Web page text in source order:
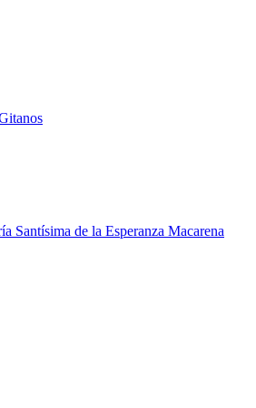
Santísima de la Esperanza Macarena